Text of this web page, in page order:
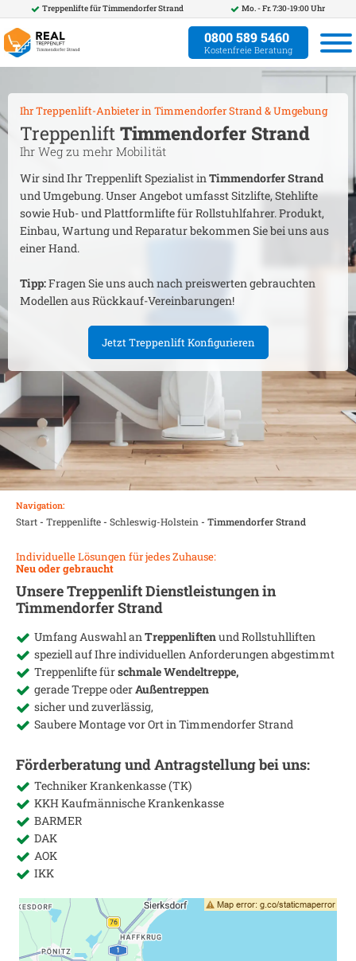
Treppenlifte fürTimmendorfer Strand Mo. - Fr. 7:30-19:00 Uhr
0800 589 5460
Kostenfreie Beratung
Ihr Treppenlift-Anbieter in Timmendorfer Strand& Umgebung
Treppenlift Timmendorfer Strand
Ihr Weg zu mehr Mobilität
Wir sind Ihr Treppenlift Spezialist inTimmendorfer Strand
und Umgebung. Unser Angebot umfasst Sitzlifte, Stehlifte
sowie Hub- und Plattformlifte für Rollstuhlfahrer. Produkt,
Einbau, Wartung und Reparatur bekommen Sie bei uns aus
einer Hand.
Tipp:Fragen Sie uns auch nach preiswerten gebrauchten
Modellen aus Rückkauf-Vereinbarungen!
Jetzt Treppenlift Konfigurieren
Navigation:
Start- Treppenlifte- Schleswig-Holstein - Timmendorfer Strand
Individuelle Lösungen für jedes Zuhause:
Neu oder gebraucht
Unsere Treppenlift Dienstleistungen in
Timmendorfer Strand
Umfang Auswahl anTreppenliftenund Rollstuhlliften
speziell auf Ihre individuellen Anforderungen abgestimmt
Treppenlifte fürschmale Wendeltreppe,
gerade Treppe oderAußentreppen
sicher und zuverlässig,
Saubere Montage vor Ort inTimmendorfer Strand
Förderberatung und Antragstellung bei uns:
Techniker Krankenkasse (TK)
KKH Kaufmännische Krankenkasse
BARMER
DAK
AOK
IKK